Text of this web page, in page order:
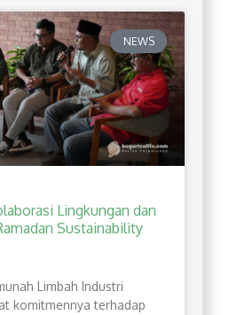
NEWS
Lingkungan dan
Sustainability
Limbah Industri
komitmennya terhadap